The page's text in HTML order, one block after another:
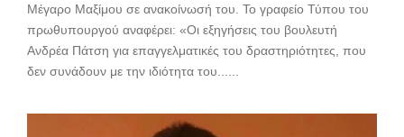
Μέγαρο Μαξίμου σε ανακοίνωσή του. Το γραφείο Τύπου του
πρωθυπουργού αναφέρει: «Οι εξηγήσεις του βουλευτή
Ανδρέα Πάτση για επαγγελματικές του δραστηριότητες, που
δεν συνάδουν με την ιδιότητα του......